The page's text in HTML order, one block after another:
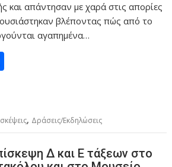
και απάντησαν με χαρά στις απορίες
βλέποντας πώς από το
αγαπημένα…
α
σ
τε
, Δράσεις/Εκδηλώσεις
Δ και Ε τάξεων στο